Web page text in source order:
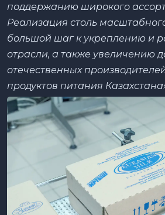
поддержанию широкого
Реализация столь
большой шаг к укреплению и
отрасли, а также увеличению
отечественных
продуктов питания